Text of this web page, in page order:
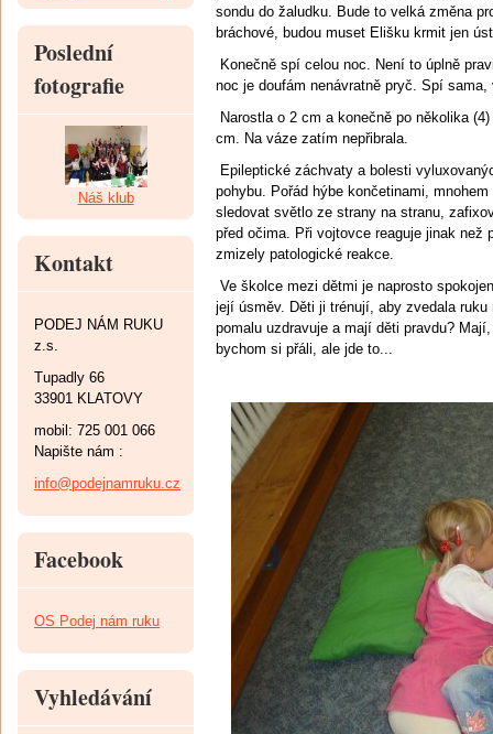
sondu do žaludku. Bude to velká změna
bráchové, budou muset Elišku krmit jen
Konečně spí celou noc. Není to úplně
noc je doufám nenávratně pryč. Spí
Narostla o 2 cm a konečně po několika
cm. Na váze zatím nepřibrala.
Epileptické záchvaty a bolesti
pohybu. Pořád hýbe končetinami,
sledovat světlo ze strany na stranu,
před očima. Při vojtovce reaguje jinak než
zmizely patologické reakce.
Ve školce mezi dětmi je naprosto
její úsměv. Děti ji trénují, aby zvedala
pomalu uzdravuje a mají děti pravdu?
bychom si přáli, ale jde to...
Poslední
fotografie
Náš klub
Kontakt
PODEJ NÁM RUKU
z.s.
Tupadly 66
33901 KLATOVY
mobil: 725 001 066
Napište nám :
info@podejnamruku.cz
Facebook
OS Podej nám ruku
Vyhledávání